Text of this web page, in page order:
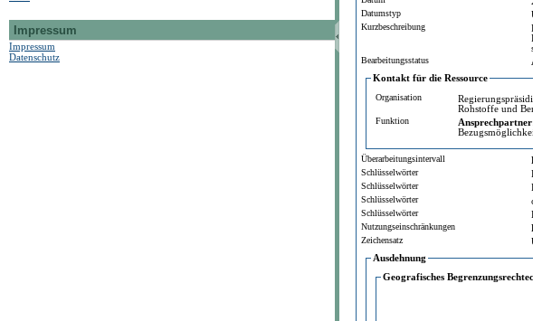
Impressum
Impressum
Datenschutz
Datumstyp
Kurzbeschreibung
Bearbeitungsstatus
Kontakt für die Ressource
Organisation
Funktion
Ansprechpartner
Überarbeitungsintervall
Schlüsselwörter
Schlüsselwörter
Schlüsselwörter
Schlüsselwörter
Nutzungseinschränkungen
Zeichensatz
Ausdehnung
Geografisches